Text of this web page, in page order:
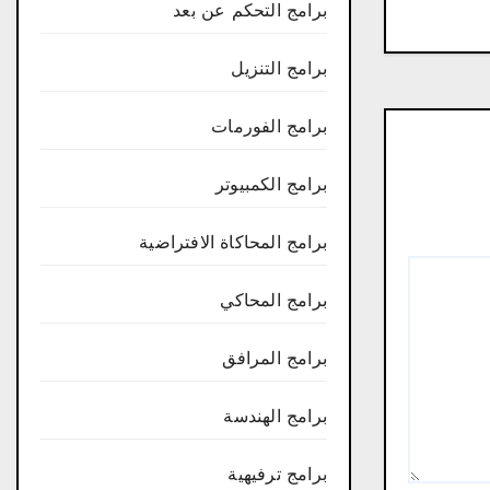
برامج التحكم عن بعد
برامج التنزيل
برامج الفورمات
برامج الكمبيوتر
برامج المحاكاة الافتراضية
برامج المحاكي
برامج المرافق
برامج الهندسة
برامج ترفيهية